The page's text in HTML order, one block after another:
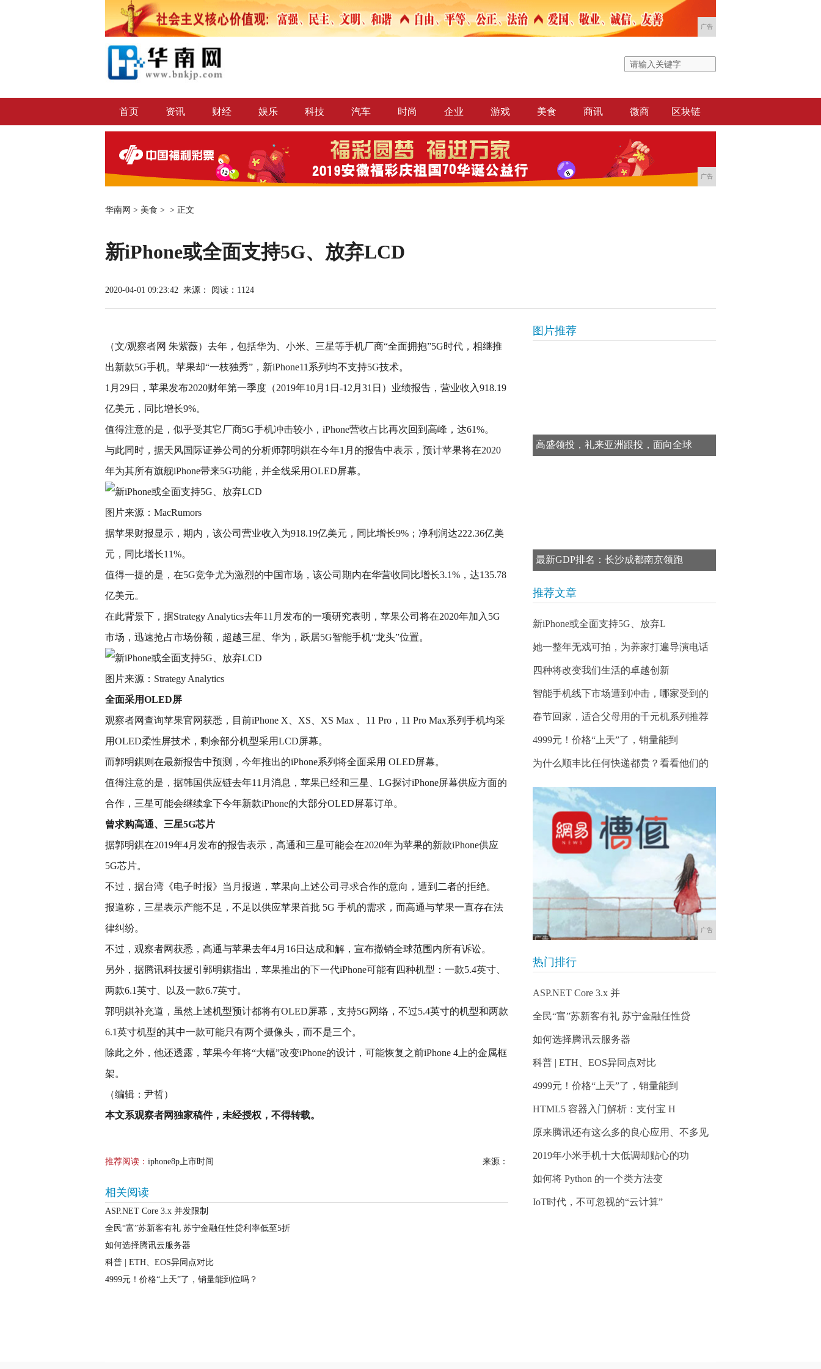
广告
首页 资讯 财经 娱乐 科技 汽车 时尚 企业 游戏 美食 商讯 微商 区块链
广告
华南网 > 美食 > > 正文
新iPhone或全面支持5G、放弃LCD
2020-04-01 09:23:42 来源： 阅读：1124
（文/观察者网 朱紫薇）去年，包括华为、小米、三星等手机厂商“全面拥抱”5G时代，相继推
出新款5G手机。苹果却“一枝独秀”，新iPhone11系列均不支持5G技术。
1月29日，苹果发布2020财年第一季度（2019年10月1日-12月31日）业绩报告，营业收入918.19
亿美元，同比增长9%。
值得注意的是，似乎受其它厂商5G手机冲击较小，iPhone营收占比再次回到高峰，达61%。
与此同时，据天风国际证券公司的分析师郭明錤在今年1月的报告中表示，预计苹果将在2020
年为其所有旗舰iPhone带来5G功能，并全线采用OLED屏幕。
图片来源：MacRumors
据苹果财报显示，期内，该公司营业收入为918.19亿美元，同比增长9%；净利润达222.36亿美
元，同比增长11%。
值得一提的是，在5G竞争尤为激烈的中国市场，该公司期内在华营收同比增长3.1%，达135.78
亿美元。
在此背景下，据Strategy Analytics去年11月发布的一项研究表明，苹果公司将在2020年加入5G
市场，迅速抢占市场份额，超越三星、华为，跃居5G智能手机“龙头”位置。
图片来源：Strategy Analytics
全面采用OLED屏
观察者网查询苹果官网获悉，目前iPhone X、XS、XS Max 、11 Pro，11 Pro Max系列手机均采
用OLED柔性屏技术，剩余部分机型采用LCD屏幕。
而郭明錤则在最新报告中预测，今年推出的iPhone系列将全面采用 OLED屏幕。
值得注意的是，据韩国供应链去年11月消息，苹果已经和三星、LG探讨iPhone屏幕供应方面的
合作，三星可能会继续拿下今年新款iPhone的大部分OLED屏幕订单。
曾求购高通、三星5G芯片
据郭明錤在2019年4月发布的报告表示，高通和三星可能会在2020年为苹果的新款iPhone供应
5G芯片。
不过，据台湾《电子时报》当月报道，苹果向上述公司寻求合作的意向，遭到二者的拒绝。
报道称，三星表示产能不足，不足以供应苹果首批 5G 手机的需求，而高通与苹果一直存在法
律纠纷。
不过，观察者网获悉，高通与苹果去年4月16日达成和解，宣布撤销全球范围内所有诉讼。
另外，据腾讯科技援引郭明錤指出，苹果推出的下一代iPhone可能有四种机型：一款5.4英寸、
两款6.1英寸、以及一款6.7英寸。
郭明錤补充道，虽然上述机型预计都将有OLED屏幕，支持5G网络，不过5.4英寸的机型和两款
6.1英寸机型的其中一款可能只有两个摄像头，而不是三个。
除此之外，他还透露，苹果今年将“大幅”改变iPhone的设计，可能恢复之前iPhone 4上的金属框
架。
（编辑：尹哲）
本文系观察者网独家稿件，未经授权，不得转载。
推荐阅读： iphone8p上市时间 来源：
相关阅读
ASP.NET Core 3.x 并发限制
全民“富”苏新客有礼 苏宁金融任性贷利率低至5折
如何选择腾讯云服务器
科普 | ETH、EOS异同点对比
4999元！价格“上天”了，销量能到位吗？
图片推荐
高盛领投，礼来亚洲跟投，面向全球
最新GDP排名：长沙成都南京领跑
推荐文章
新iPhone或全面支持5G、放弃L
她一整年无戏可拍，为养家打遍导演电话
四种将改变我们生活的卓越创新
智能手机线下市场遭到冲击，哪家受到的
春节回家，适合父母用的千元机系列推荐
4999元！价格“上天”了，销量能到
为什么顺丰比任何快递都贵？看看他们的
广告
热门排行
ASP.NET Core 3.x 并
全民“富”苏新客有礼 苏宁金融任性贷
如何选择腾讯云服务器
科普 | ETH、EOS异同点对比
4999元！价格“上天”了，销量能到
HTML5 容器入门解析：支付宝 H
原来腾讯还有这么多的良心应用、不多见
2019年小米手机十大低调却贴心的功
如何将 Python 的一个类方法变
IoT时代，不可忽视的“云计算”